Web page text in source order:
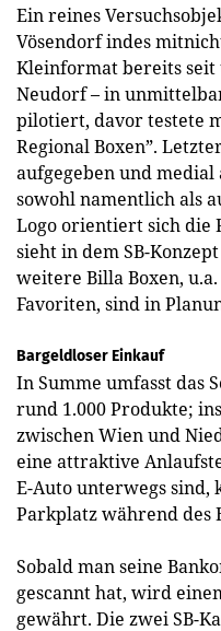
Ein reines
Vösendorf indes
Kleinformat bereits
Neudorf – in
pilotiert, davor testete
Regional Boxen”.
aufgegeben und
sowohl namentlich als
Logo orientiert sich die
sieht in dem SB-
weitere Billa Boxen,
Favoriten, sind in
Bargeldloser Einkauf
In Summe umfasst das
rund 1.000 Produkte;
zwischen Wien und
eine attraktive
E-Auto unterwegs sind,
Parkplatz während des
Sobald man seine
gescannt hat, wird
gewährt. Die zwei SB-